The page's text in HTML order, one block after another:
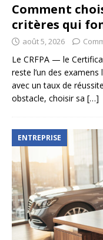
Comment
critères qui
août 5, 2026
Le CRFPA — le
reste l’un des
avec un taux de
obstacle, choisir sa […]
ENTREPRISE